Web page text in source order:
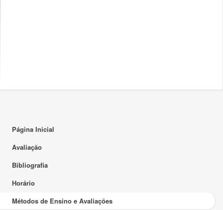
Página Inicial
Avaliação
Bibliografia
Horário
Métodos de Ensino e Avaliações